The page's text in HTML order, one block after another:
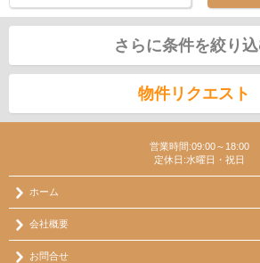
さらに条件を絞り
物件リクエスト
営業時間:09:00～18:00
定休日:水曜日・祝日
ホーム
会社概要
お問合せ